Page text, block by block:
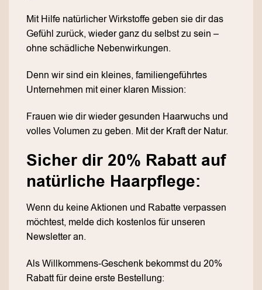
Mit Hilfe natürlicher Wirkstoffe geben sie dir das
Gefühl zurück, wieder ganz du selbst zu sein –
ohne schädliche Nebenwirkungen.
Denn wir sind ein kleines, familiengeführtes
Unternehmen mit einer klaren Mission:
Frauen wie dir wieder gesunden Haarwuchs und
volles Volumen zu geben. Mit der Kraft der Natur.
Sicher dir 20% Rabatt auf
natürliche Haarpflege:
Wenn du keine Aktionen und Rabatte verpassen
möchtest, melde dich kostenlos für unseren
Newsletter an.
Als Willkommens-Geschenk bekommst du 20%
Rabatt für deine erste Bestellung: